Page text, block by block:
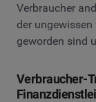
Verbraucher
der
geworden sind
Verbraucher-